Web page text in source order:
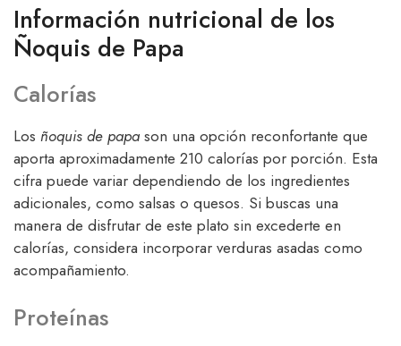
Información nutricional de los
Ñoquis de Papa
Calorías
Los ñoquis de papa son una opción reconfortante que
aporta aproximadamente 210 calorías por porción. Esta
cifra puede variar dependiendo de los ingredientes
adicionales, como salsas o quesos. Si buscas una
manera de disfrutar de este plato sin excederte en
calorías, considera incorporar verduras asadas como
acompañamiento.
Proteínas